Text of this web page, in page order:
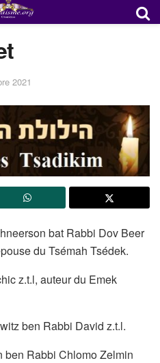
2021
bat Rabbi Dov Beer
du Tsémah Tsédek.
z.t.l, auteur du Emek
ben Rabbi David z.t.l.
ben Rabbi Chlomo Zelmin